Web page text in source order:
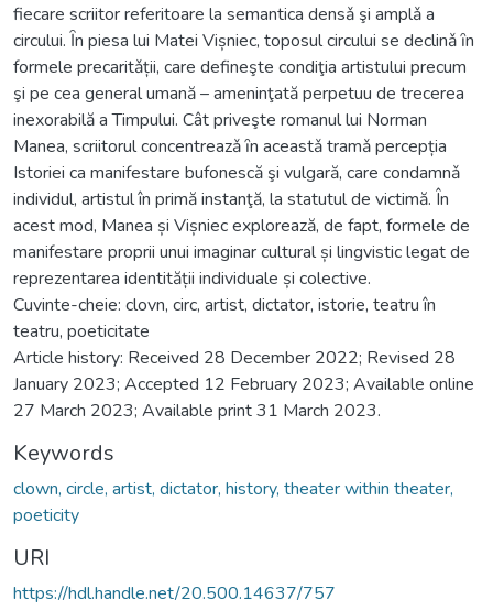
fiecare scriitor referitoare la semantica densǎ şi amplǎ a
circului. Ȋn piesa lui Matei Vișniec, toposul circului se declinǎ ȋn
formele precaritǎții, care defineşte condiţia artistului precum
şi pe cea general umană – ameninţată perpetuu de trecerea
inexorabilă a Timpului. Cât priveşte romanul lui Norman
Manea, scriitorul concentreazǎ ȋn aceastǎ tramǎ percepția
Istoriei ca manifestare bufonescă şi vulgară, care condamnǎ
individul, artistul în primă instanţă, la statutul de victimă. În
acest mod, Manea și Vișniec explorează, de fapt, formele de
manifestare proprii unui imaginar cultural și lingvistic legat de
reprezentarea identității individuale și colective.
Cuvinte-cheie: clovn, circ, artist, dictator, istorie, teatru în
teatru, poeticitate
Article history: Received 28 December 2022; Revised 28
January 2023; Accepted 12 February 2023; Available online
27 March 2023; Available print 31 March 2023.
Keywords
clown, circle, artist, dictator, history, theater within theater,
poeticity
URI
https://hdl.handle.net/20.500.14637/757